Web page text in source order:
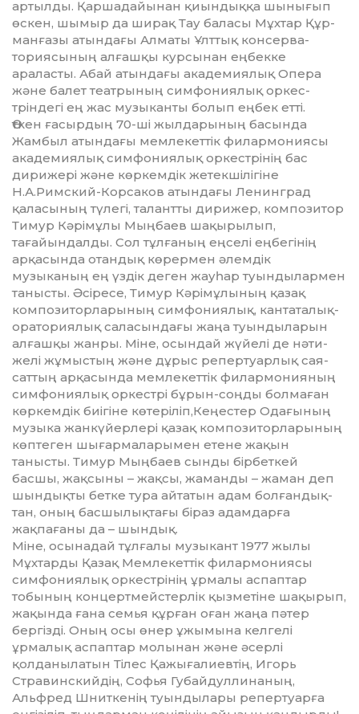
артылды. Қаршада­йы­нан қиын­дық­қа шынығып
өскен, шымыр да ширақ Тау баласы Мұхтар Құр­
ман­ғазы атындағы Алматы Ұлттық консер­ва­
ториясының алғашқы курсынан еңбекке
араласты. Абай атындағы академиялық Опера
және балет теат­ры­ның симфония­лық оркес­
тріндегі ең жас музыканты болып еңбек етті.
Өткен ғасырдың 70-ші жылдарының басында
Жамбыл атындағы мемлекеттік фи­лар­мониясы
академиялық сим­фония­лық оркестрінің бас
дирижері және көркемдік жетекшілігіне
Н.А.Римский-Корсаков атындағы Ленинград
қаласы­ның түлегі, талантты дирижер, композитор
Тимур Кәрімұлы Мыңбаев ша­­қырылып,
тағайындалды. Сол тұлға­ның еңселі еңбегінің
арқасын­да отандық көрермен әлемдік
музыканың ең үздік де­ген жауһар туындылармен
танысты. Әсіресе, Тимур Кәрімұлының қазақ
композиторларының симфо­ния­лық, кантаталық-
ораториялық саласын­дағы жаңа туындыларын
алғашқы жанры. Міне, осындай жүйелі де нәти­
желі жұ­мыстың және дұрыс репертуар­лық сая­
саттың арқасында мемлекеттік филар­монияның
симфониялық оркестрі бұ­рын-соңды болмаған
көркемдік биі­гіне көтеріліп,Кеңестер Одағының
музыка жанкүйерлері қазақ композитор­ла­рының
көптеген шығармаларымен етене жақын
танысты. Тимур Мыңбаев сынды бірбеткей
басшы, жақсыны – жақсы, жаманды – жаман деп
шындық­ты бетке тура айтатын адам болғандық­
тан, оның басшылықтағы біраз адам­дарға
жақпағаны да – шындық.
Міне, осынадай тұлғалы музыкант 1977 жылы
Мұхтарды Қазақ Мемлекеттік филармониясы
симфониялық оркестрі­нің ұрмалы аспаптар
тобының концерт­мейстерлік қызметіне шақырып,
жақын­­да ғана семья құрған оған жаңа пәтер
бергізді. Оның осы өнер ұжымына кел­гелі
ұрмалық аспаптар молынан және әсерлі
қолданылатын Тілес Қажы­ға­лиев­­тің, Игорь
Стравинскийдің, Софья Губайдуллинаның,
Альфред Шниткенің туындылары репертуарға